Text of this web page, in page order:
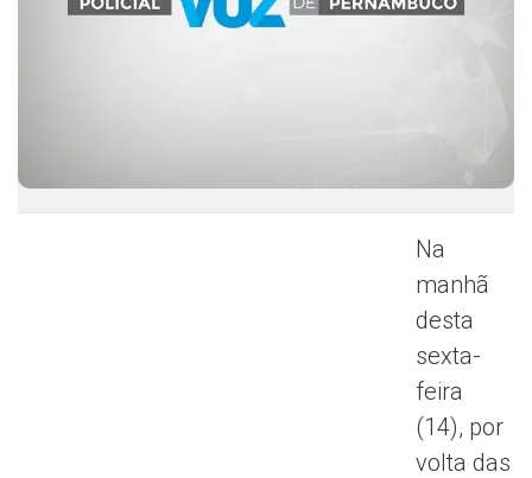
Na
manhã
desta
sexta-
feira
(14), por
volta das